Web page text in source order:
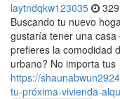
laytndqkw123035
Buscando tu nuevo
gustaría tener una
prefieres la comodidad
urbano? No importa tus
https://
tu-próxima-vivienda-